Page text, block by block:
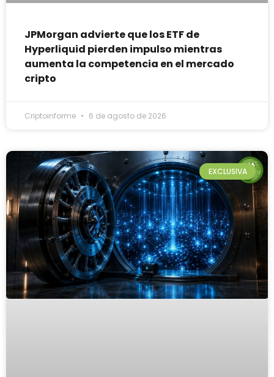
JPMorgan advierte que los ETF de
Hyperliquid pierden impulso mientras
aumenta la competencia en el mercado
cripto
Criptoinforme 6 de agosto de 2026
EXCLUSIVA